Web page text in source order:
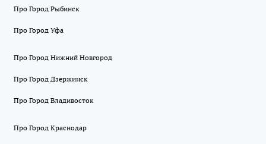
Про Город Рыбинск
Про Город Уфа
Про Город Нижний Новгород
Про Город Дзержинск
Про Город Владивосток
Про Город Краснодар